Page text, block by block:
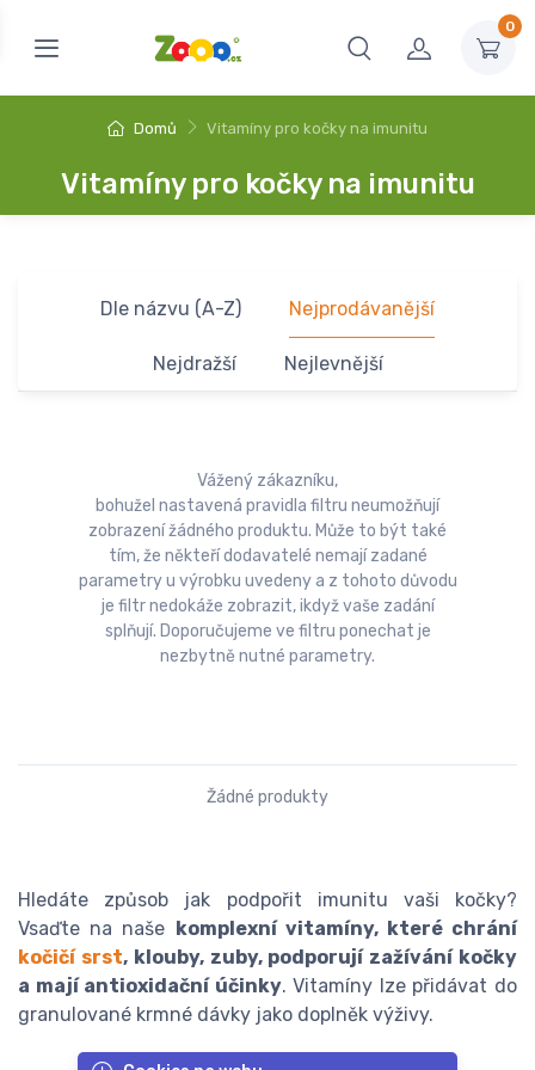
0
Domů Vitamíny pro kočky na imunitu
Vitamíny pro kočky na imunitu
Dle názvu (A-Z) Nejprodávanější
Nejdražší Nejlevnější
Vážený zákazníku,
bohužel nastavená pravidla filtru neumožňují
zobrazení žádného produktu. Může to být také
tím, že někteří dodavatelé nemají zadané
parametry u výrobku uvedeny a z tohoto důvodu
je filtr nedokáže zobrazit, ikdyž vaše zadání
splňují. Doporučujeme ve filtru ponechat je
nezbytně nutné parametry.
Žádné produkty
Hledáte způsob jak podpořit imunitu vaši kočky?
Vsaďte na naše
komplexní vitamíny, které chrání
kočičí srst, klouby, zuby, podporují zažívání kočky
a mají antioxidační účinky. Vitamíny lze přidávat do
granulované krmné dávky jako doplněk výživy.